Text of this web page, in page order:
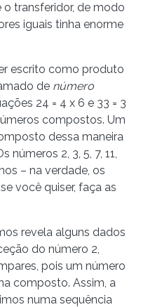
transferidor, de modo
iguais tinha enorme
escrito como produto
de número
24 = 4 x 6 e 33 = 3
compostos. Um
dessa maneira
números 2, 3, 5, 7, 11,
– na verdade, os
você quiser, faça as
revela alguns dados
do número 2,
pois um número
composto. Assim, a
numa sequência